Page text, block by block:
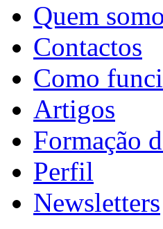
Quem
Contactos
Como
Artigos
Formação
Perfil
Newsletters